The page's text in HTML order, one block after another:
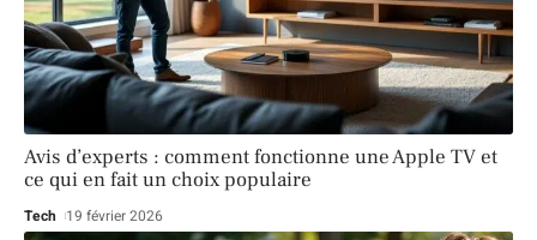
Avis d’experts : comment fonctionne une Apple TV et
ce qui en fait un choix populaire
Tech 19 février 2026